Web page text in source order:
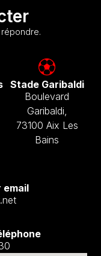
Stade Garibaldi
Boulevard
Garibaldi,
73100 Aix Les
Bains
email​